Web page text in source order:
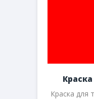
Краска
Краска для